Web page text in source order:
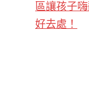
區讓孩子
好去處！